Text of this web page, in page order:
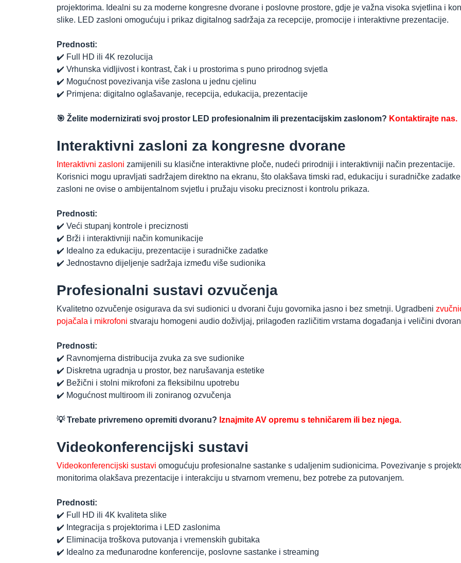
projektorima. Idealni su za moderne kongresne dvorane i poslovne prostore, gdje je važna visoka svjetlina i
slike. LED zasloni omogućuju i prikaz digitalnog sadržaja za recepcije, promocije i interaktivne prezentacije.
Prednosti:
✔️ Full HD ili 4K rezolucija
✔️ Vrhunska vidljivost i kontrast, čak i u prostorima s puno prirodnog svjetla
✔️ Mogućnost povezivanja više zaslona u jednu cjelinu
✔️ Primjena: digitalno oglašavanje, recepcija, edukacija, prezentacije
🎯 Želite modernizirati svoj prostor LED profesionalnim ili prezentacijskim zaslonom? Kontaktirajte nas.
Interaktivni zasloni za kongresne dvorane
Interaktivni zasloni zamijenili su klasične interaktivne ploče, nudeći prirodniji i interaktivniji način prezentacije.
Korisnici mogu upravljati sadržajem direktno na ekranu, što olakšava timski rad, edukaciju i suradničke
zasloni ne ovise o ambijentalnom svjetlu i pružaju visoku preciznost i kontrolu prikaza.
Prednosti:
✔️ Veći stupanj kontrole i preciznosti
✔️ Brži i interaktivniji način komunikacije
✔️ Idealno za edukaciju, prezentacije i suradničke zadatke
✔️ Jednostavno dijeljenje sadržaja između više sudionika
Profesionalni sustavi ozvučenja
Kvalitetno ozvučenje osigurava da svi sudionici u dvorani čuju govornika jasno i bez smetnji. Ugradbeni
pojačala i mikrofoni stvaraju homogeni audio doživljaj, prilagođen različitim vrstama događanja i veličini
Prednosti:
✔️ Ravnomjerna distribucija zvuka za sve sudionike
✔️ Diskretna ugradnja u prostor, bez narušavanja estetike
✔️ Bežični i stolni mikrofoni za fleksibilnu upotrebu
✔️ Mogućnost multiroom ili zoniranog ozvučenja
💡 Trebate privremeno opremiti dvoranu? Iznajmite AV opremu s tehničarem ili bez njega.
Videokonferencijski sustavi
Videokonferencijski sustavi omogućuju profesionalne sastanke s udaljenim sudionicima. Povezivanje s
monitorima olakšava prezentacije i interakciju u stvarnom vremenu, bez potrebe za putovanjem.
Prednosti:
✔️ Full HD ili 4K kvaliteta slike
✔️ Integracija s projektorima i LED zaslonima
✔️ Eliminacija troškova putovanja i vremenskih gubitaka
✔️ Idealno za međunarodne konferencije, poslovne sastanke i streaming